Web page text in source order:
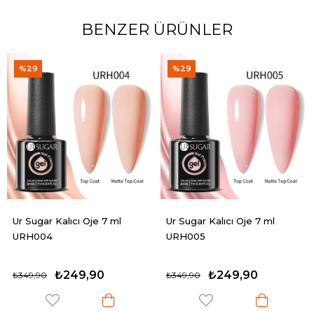
BENZER ÜRÜNLER
Kalıcı Oje 7 ml
₺249,90
Ur Sugar Kalıcı Oje 7 ml
₺249,90